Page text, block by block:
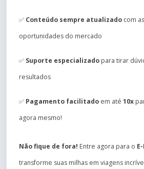
✅ Conteúdo sempre atualizado com
oportunidades do mercado
✅ Suporte especializado para tirar
resultados
✅ Pagamento facilitado em até 10x
agora mesmo!
Não fique de fora! Entre agora para o
transforme suas milhas em viagens